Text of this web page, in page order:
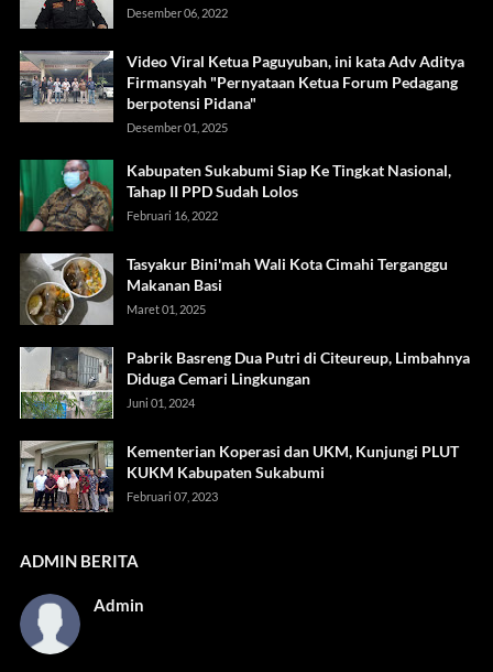
Desember 06, 2022
Video Viral Ketua Paguyuban, ini kata Adv Aditya
Firmansyah "Pernyataan Ketua Forum Pedagang
berpotensi Pidana"
Desember 01, 2025
Kabupaten Sukabumi Siap Ke Tingkat Nasional,
Tahap II PPD Sudah Lolos
Februari 16, 2022
Tasyakur Bini'mah Wali Kota Cimahi Terganggu
Makanan Basi
Maret 01, 2025
Pabrik Basreng Dua Putri di Citeureup, Limbahnya
Diduga Cemari Lingkungan
Juni 01, 2024
Kementerian Koperasi dan UKM, Kunjungi PLUT
KUKM Kabupaten Sukabumi
Februari 07, 2023
ADMIN BERITA
Admin